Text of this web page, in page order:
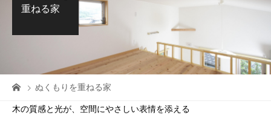
重ねる家
ぬくもりを重ねる家
木の質感と光が、空間にやさしい表情を添える